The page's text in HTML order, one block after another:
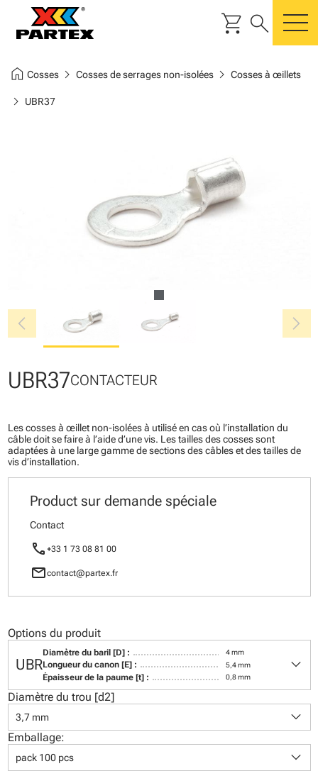
shopping_cart search
home Cosseschevron_right Cosses de serrages non-isoléeschevron_right Cosses à œillets
chevron_right UBR37
chevron_left chevron_right
UBR37CONTACTEUR
Les cosses à œillet non-isolées à utilisé en cas où l’installation du
câble doit se faire à l’aide d’une vis. Les tailles des cosses sont
adaptées à une large gamme de sections des câbles et des tailles de
vis d’installation.
Product sur demande spéciale
Contact
call +33 1 73 08 81 00
mailcontact@partex.fr
Options du produit
UBR
Diamètre du baril [D] : 4 mm
Longueur du canon [E] : 5,4 mm
Épaisseur de la paume [t] : 0,8 mm keyboard_arrow_down
Diamètre du trou [d2]
3,7 mm keyboard_arrow_down
Emballage:
pack 100 pcs keyboard_arrow_down